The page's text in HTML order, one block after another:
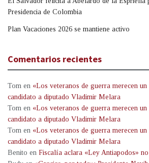
Presidencia de Colombia
Plan Vacaciones 2026 se mantiene activo
Comentarios recientes
Tom en «Los veteranos de guerra merecen
candidato a diputado Vladimir Melara
Tom en «Los veteranos de guerra merecen
candidato a diputado Vladimir Melara
Tom en «Los veteranos de guerra merecen
candidato a diputado Vladimir Melara
Benito en Fiscalía aclara «Ley Antiapodos»